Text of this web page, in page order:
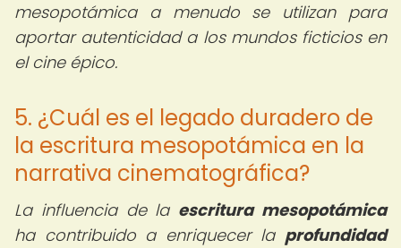
mesopotámica a menudo se utilizan para
aportar autenticidad a los mundos ficticios en
el cine épico.
5. ¿Cuál es el legado duradero de
la escritura mesopotámica en la
narrativa cinematográfica?
La influencia de la escritura mesopotámica
ha contribuido a enriquecer la profundidad